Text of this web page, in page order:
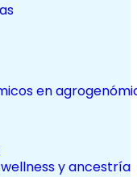
en
y ancestría